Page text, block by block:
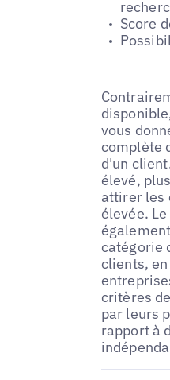
Score
vous
complète
d'un
élevé,
attirer les
élevée.
catégorie
clients,
critères
par leurs
rapport à